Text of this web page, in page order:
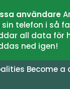
användare
telefon i så
all data
ned igen!
Become a